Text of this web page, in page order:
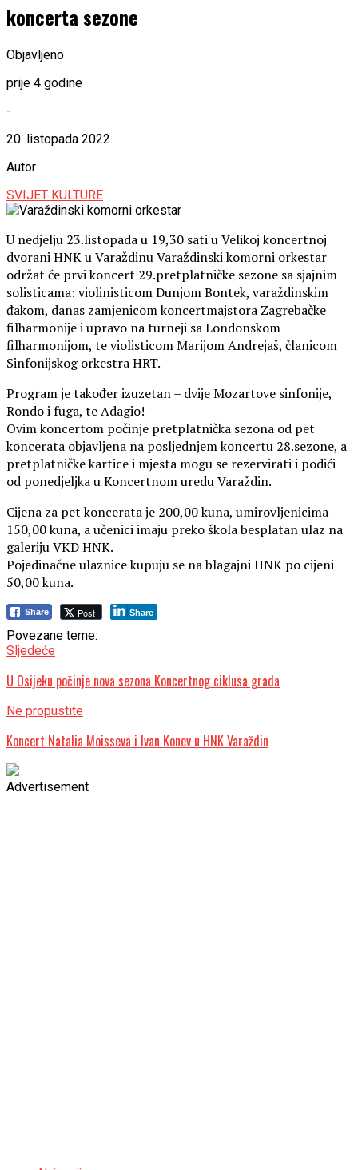
koncerta sezone
Objavljeno
prije 4 godine
-
20. listopada 2022.
Autor
SVIJET KULTURE
U nedjelju 23.listopada u 19,30 sati u Velikoj koncertnoj
dvorani HNK u Varaždinu Varaždinski komorni orkestar
održat će prvi koncert 29.pretplatničke sezone sa sjajnim
solisticama: violinisticom Dunjom Bontek, varaždinskim
đakom, danas zamjenicom koncertmajstora Zagrebačke
filharmonije i upravo na turneji sa Londonskom
filharmonijom, te violisticom Marijom Andrejaš, članicom
Sinfonijskog orkestra HRT.
Program je također izuzetan – dvije Mozartove sinfonije,
Rondo i fuga, te Adagio!
Ovim koncertom počinje pretplatnička sezona od pet
koncerata objavljena na posljednjem koncertu 28.sezone, a
pretplatničke kartice i mjesta mogu se rezervirati i podići
od ponedjeljka u Koncertnom uredu Varaždin.
Cijena za pet koncerata je 200,00 kuna, umirovljenicima
150,00 kuna, a učenici imaju preko škola besplatan ulaz na
galeriju VKD HNK.
Pojedinačne ulaznice kupuju se na blagajni HNK po cijeni
50,00 kuna.
Share Post Share
Povezane teme:
Sljedeće
U Osijeku počinje nova sezona Koncertnog ciklusa grada
Ne propustite
Koncert Natalia Moisseva i Ivan Konev u HNK Varaždin
Advertisement